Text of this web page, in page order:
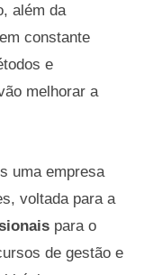
além da
constante
e
melhorar a
uma empresa
voltada para a
para o
de gestão e